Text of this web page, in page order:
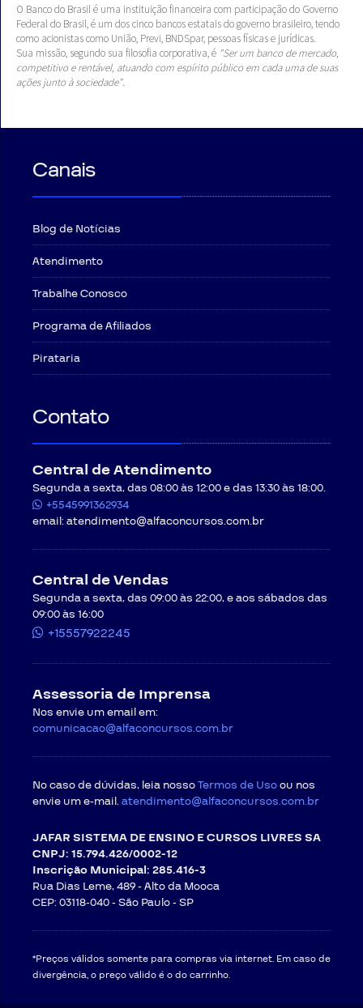
O Banco do Brasil é uma instituição financeira com participação do Governo
Federal do Brasil, é um dos cinco bancos estatais do governo brasileiro, tendo
como acionistas como União, Previ, BNDSpar, pessoas físicas e jurídicas.
Sua missão, segundo sua filosofia corporativa, é "Ser um banco de mercado,
competitivo e rentável, atuando com espírito público em cada uma de suas
ações junto à sociedade".
Canais
Blog de Notícias
Atendimento
Trabalhe Conosco
Programa de Afiliados
Pirataria
Contato
Central de Atendimento
Segunda a sexta, das 08:00 às 12:00 e das 13:30 às 18:00.
+5545991362934
email:atendimento@alfaconcursos.com.br
Central de Vendas
Segunda a sexta, das 09:00 às 22:00, e aos sábados das
09:00 às 16:00
+15557922245
Assessoria de Imprensa
Nos envie um email em:
comunicacao@alfaconcursos.com.br
No caso de dúvidas, leia nossoTermos de Usoou nos
envie um e-mail.atendimento@alfaconcursos.com.br
JAFAR SISTEMA DE ENSINO E CURSOS LIVRES SA
CNPJ: 15.794.426/0002-12
Inscrição Municipal: 285.416-3
Rua Dias Leme, 489 - Alto da Mooca
CEP: 03118-040 -São Paulo - SP
*Preços válidos somente para compras via internet. Em caso de
divergência, o preço válido é o do carrinho.